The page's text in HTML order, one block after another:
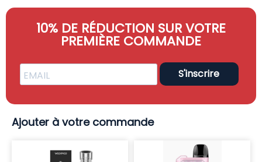
10% DE RÉDUCTION SUR VOTRE
PREMIÈRE COMMANDE
S'inscrire
Ajouter à votre commande